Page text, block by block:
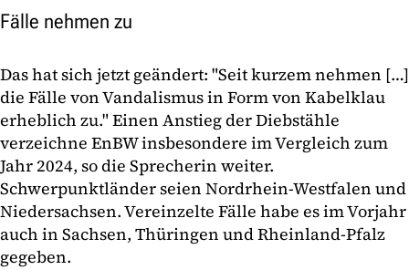
Fälle nehmen zu
Das hat sich jetzt geändert: "Seit kurzem nehmen […]
die Fälle von Vandalismus in Form von Kabelklau
erheblich zu." Einen Anstieg der Diebstähle
verzeichne EnBW insbesondere im Vergleich zum
Jahr 2024, so die Sprecherin weiter.
Schwerpunktländer seien Nordrhein-Westfalen und
Niedersachsen. Vereinzelte Fälle habe es im Vorjahr
auch in Sachsen, Thüringen und Rheinland-Pfalz
gegeben.